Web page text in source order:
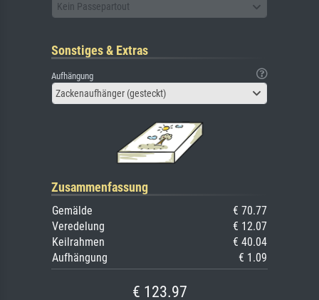
Kein Passepartout
Sonstiges & Extras
Aufhängung
Zackenaufhänger (gesteckt)
Zusammenfassung
Gemälde
€ 70.77
Veredelung
€ 12.07
Keilrahmen
€ 40.04
Aufhängung
€ 1.09
€ 123.97